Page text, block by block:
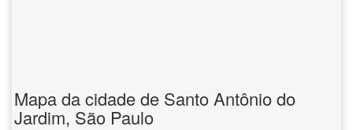
Mapa da cidade de Santo Antônio do
Jardim, São Paulo